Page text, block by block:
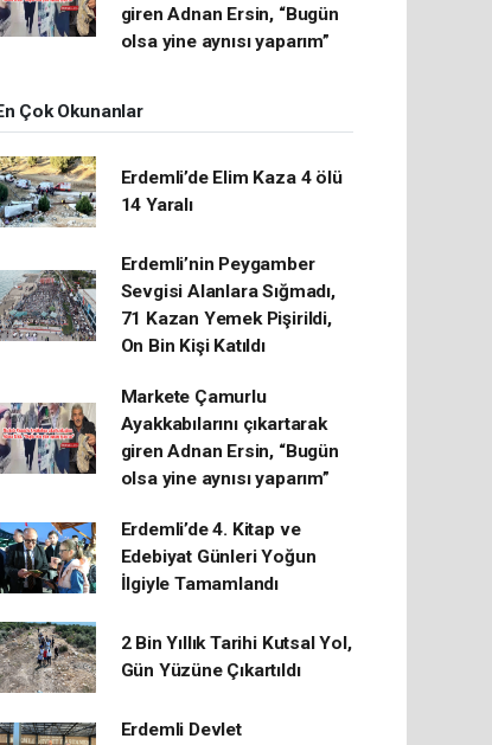
giren Adnan Ersin, “Bugün
olsa yine aynısı yaparım”
Çok Okunanlar
Erdemli’de Elim Kaza 4 ölü
14 Yaralı
Erdemli’nin Peygamber
Sevgisi Alanlara Sığmadı,
71 Kazan Yemek Pişirildi,
On Bin Kişi Katıldı
Markete Çamurlu
Ayakkabılarını çıkartarak
giren Adnan Ersin, “Bugün
olsa yine aynısı yaparım”
Erdemli’de 4. Kitap ve
Edebiyat Günleri Yoğun
İlgiyle Tamamlandı
2 Bin Yıllık Tarihi Kutsal Yol,
Gün Yüzüne Çıkartıldı
Erdemli Devlet